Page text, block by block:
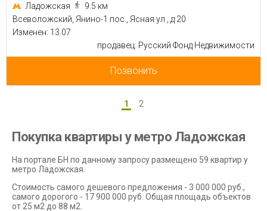
Ладожская
9.5 км
Всеволожский, Янино-1 пос., Ясная ул., д 20
Изменен: 13.07
продавец: Русский Фонд Недвижимости
Позвонить
1 2
Покупка квартиры у метро Ладожская
На портале БН по данному запросу размещено 59 квартир у
метро Ладожская.
Стоимость самого дешевого предложения - 3 000 000 руб.,
самого дорогого - 17 900 000 руб. Общая площадь объектов
от 25 м2 до 88 м2.